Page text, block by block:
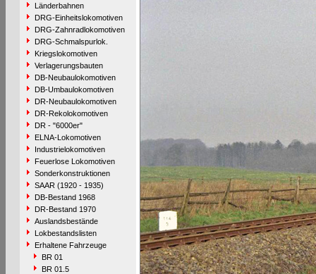
Länderbahnen
DRG-Einheitslokomotiven
DRG-Zahnradlokomotiven
DRG-Schmalspurlok.
Kriegslokomotiven
Verlagerungsbauten
DB-Neubaulokomotiven
DB-Umbaulokomotiven
DR-Neubaulokomotiven
DR-Rekolokomotiven
DR - "6000er"
ELNA-Lokomotiven
Industrielokomotiven
Feuerlose Lokomotiven
Sonderkonstruktionen
SAAR (1920 - 1935)
DB-Bestand 1968
DR-Bestand 1970
Auslandsbestände
Lokbestandslisten
Erhaltene Fahrzeuge
BR 01
BR 01.5